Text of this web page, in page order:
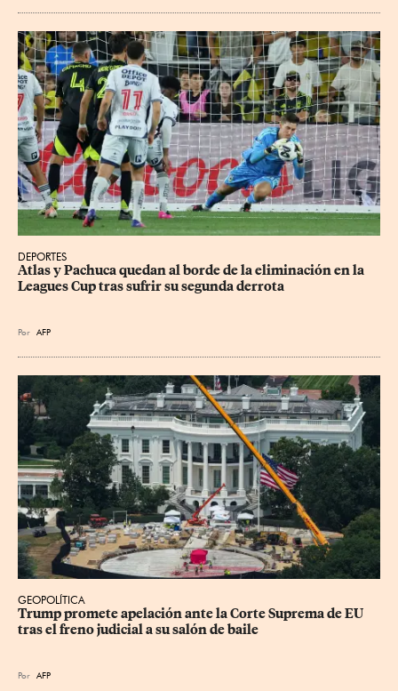
DEPORTES
Atlas y Pachuca quedan al borde de la eliminación en la
Leagues Cup tras sufrir su segunda derrota
Por AFP
GEOPOLÍTICA
Trump promete apelación ante la Corte Suprema de EU
tras el freno judicial a su salón de baile
Por AFP